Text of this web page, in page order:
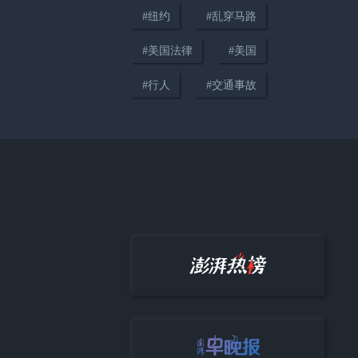
日元跌跌不休，美日联手干预汇
明查｜伊朗报复乌克兰现场？实
#纽约 #乱穿马路
#美国法律 #美国
#行人 #交通事故